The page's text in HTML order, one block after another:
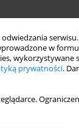
w
prywatności.
NA
,Piotr